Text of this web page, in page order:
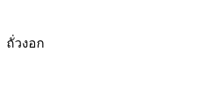
ถั่วงอก